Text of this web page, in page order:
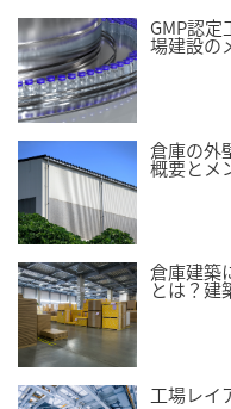
GMP認定
場建設の
倉庫の外
概要とメ
倉庫建築
とは？建
工場レイ